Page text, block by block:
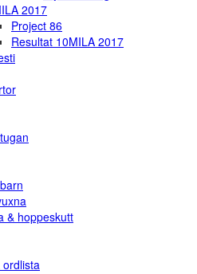
2017
Project 86
Resultat 10MILA 2017
& hoppeskutt